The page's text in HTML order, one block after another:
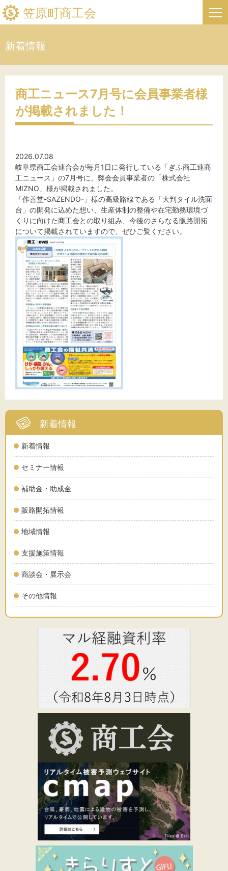
笠原町商工会
事業者・創業者の方へ
笠原町フリーページ
お問い合わせ
文字サイズ
標準
背景色
黒 白
新着情報
新着情報
新着情報
セミナー情報
補助金・助成金
販路開拓情報
地域情報
支援施策情報
商談会・展示会
その他情報
商工ニュース7月号に会員事業者様
が掲載されました！
2026.07.08
岐阜県商工会連合会が毎月1日に発行している「ぎふ商工連商
工ニュース」の7月号に、弊会会員事業者の「株式会社
MIZNO」様が掲載されました。
「作善堂-SAZENDO-」様の高級路線である「大判タイル洗面
台」の開発に込めた想い、生産体制の整備や在宅勤務環境づ
くりに向けた商工会との取り組み、今後のさらなる販路開拓
について掲載されていますので、ぜひご覧ください。